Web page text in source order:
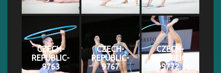
CZECH-
REPUBLIC-
9763
CZECH-
REPUBLIC-
9767
CZECH-
REPUBLIC-
9772